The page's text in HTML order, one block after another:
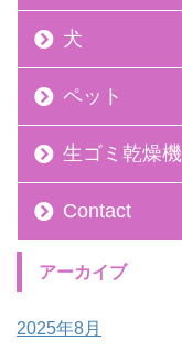
犬
ペット
生ゴミ乾燥機
Contact
アーカイブ
2025年8月